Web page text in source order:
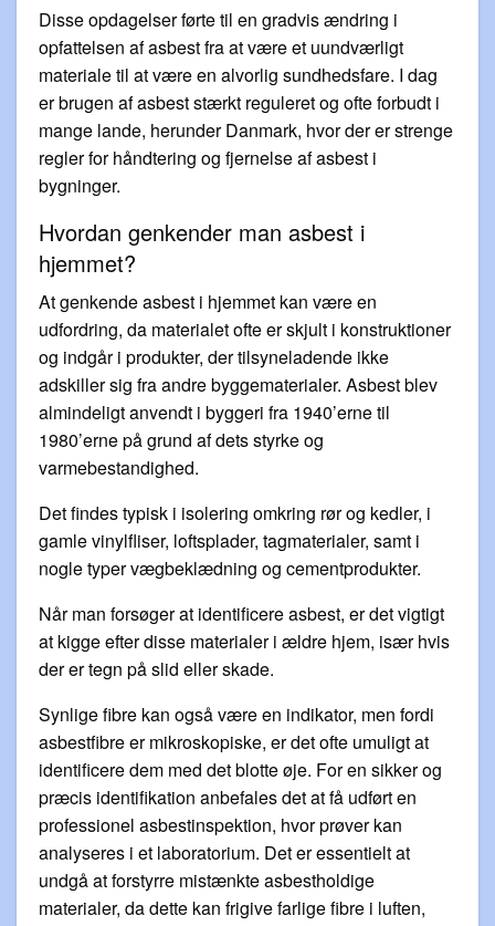
Disse opdagelser førte til en gradvis ændring i
opfattelsen af asbest fra at være et uundværligt
materiale til at være en alvorlig sundhedsfare. I dag
er brugen af asbest stærkt reguleret og ofte forbudt i
mange lande, herunder Danmark, hvor der er strenge
regler for håndtering og fjernelse af asbest i
bygninger.
Hvordan genkender man asbest i
hjemmet?
At genkende asbest i hjemmet kan være en
udfordring, da materialet ofte er skjult i konstruktioner
og indgår i produkter, der tilsyneladende ikke
adskiller sig fra andre byggematerialer. Asbest blev
almindeligt anvendt i byggeri fra 1940’erne til
1980’erne på grund af dets styrke og
varmebestandighed.
Det findes typisk i isolering omkring rør og kedler, i
gamle vinylfliser, loftsplader, tagmaterialer, samt i
nogle typer vægbeklædning og cementprodukter.
Når man forsøger at identificere asbest, er det vigtigt
at kigge efter disse materialer i ældre hjem, især hvis
der er tegn på slid eller skade.
Synlige fibre kan også være en indikator, men fordi
asbestfibre er mikroskopiske, er det ofte umuligt at
identificere dem med det blotte øje. For en sikker og
præcis identifikation anbefales det at få udført en
professionel asbestinspektion, hvor prøver kan
analyseres i et laboratorium. Det er essentielt at
undgå at forstyrre mistænkte asbestholdige
materialer, da dette kan frigive farlige fibre i luften,